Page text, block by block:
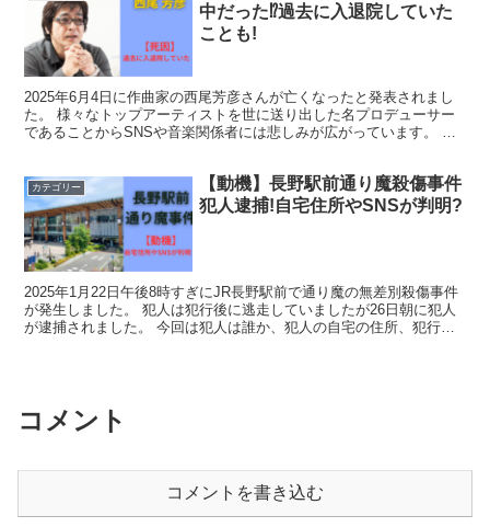
中だった⁉過去に入退院していた
ことも!
2025年6月4日に作曲家の西尾芳彦さんが亡くなったと発表されまし
た。 様々なトップアーティストを世に送り出した名プロデューサー
であることからSNSや音楽関係者には悲しみが広がっています。 今
カテゴリー
【動機】長野駅前通り魔殺傷事件
犯人逮捕!自宅住所やSNSが判明?
2025年1月22日午後8時すぎにJR長野駅前で通り魔の無差別殺傷事件
が発生しました。 犯人は犯行後に逃走していましたが26日朝に犯人
が逮捕されました。 今回は犯人は誰か、犯人の自宅の住所、犯行の
コメント
コメントを書き込む